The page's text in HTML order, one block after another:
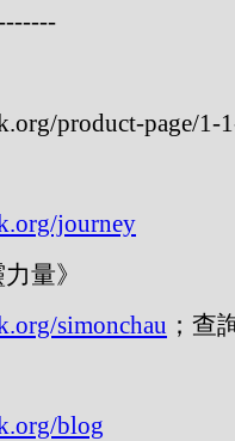
product-page/1-
journey
量》
simonchau ；查
blog